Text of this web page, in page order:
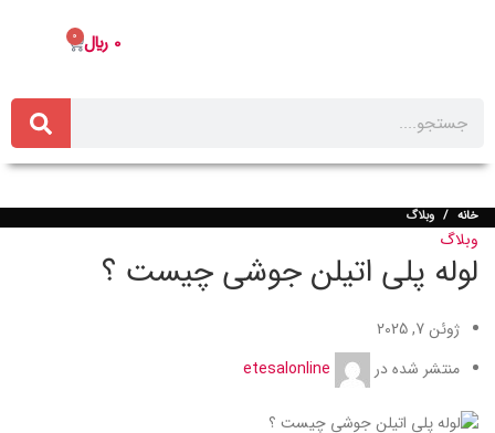
0 ﷼ 0
خانه وبلاگ
وبلاگ
لوله پلی اتیلن جوشی چیست ؟
ژوئن 7, 2025
منتشر شده در
etesalonline